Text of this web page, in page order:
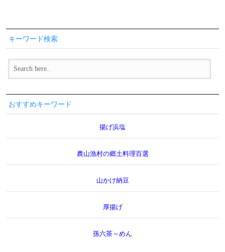
キーワード検索
おすすめキーワード
揚げ浜塩
農山漁村の郷土料理百選
山かけ納豆
厚揚げ
孫六茶～めん